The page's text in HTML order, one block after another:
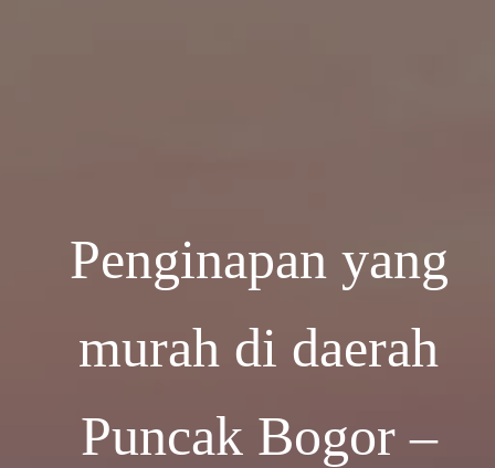
Penginapan yang
murah di daerah
Puncak Bogor –